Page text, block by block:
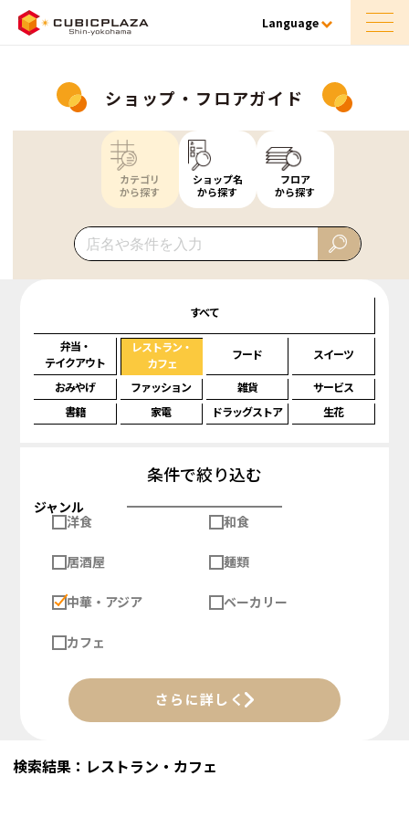
Language
ショップ・フロアガイド
カテゴリ
から探す
ショップ名
から探す
フロア
から探す
すべて
弁当・
テイクアウト
レストラン・
カフェ
フード スイーツ
おみやげ ファッション 雑貨
サービス
書籍
家電 ドラッグストア 生花
条件で絞り込む
ジャンル
洋食
和食
居酒屋 麺類
中華・アジア ベーカリー
カフェ
さらに詳しく
検索結果：レストラン・カフェ